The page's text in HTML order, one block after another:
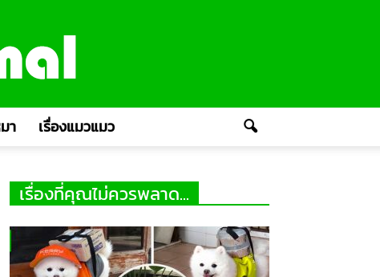
า เรื่องแมวแมว
เรื่องที่คุณไม่ควรพลาด...